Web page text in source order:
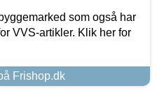
som også har
VVS-artikler. Klik her for
Frishop.dk